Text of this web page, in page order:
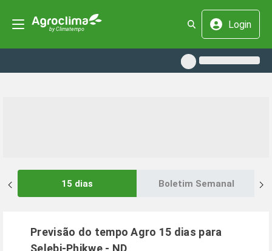
Login
15 dias Boletim Semanal
Previsão do tempo Agro 15 dias para
Selebi-Phikwe- ND